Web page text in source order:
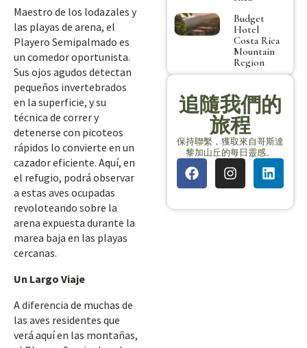
Maestro de los lodazales y
las playas de arena, el
Playero Semipalmado es
un comedor oportunista.
Sus ojos agudos detectan
pequeños invertebrados
en la superficie, y su
técnica de correr y
detenerse con picoteos
rápidos lo convierte en un
cazador eficiente. Aquí, en
el refugio, podrá observar
a estas aves ocupadas
revoloteando sobre la
arena expuesta durante la
marea baja en las playas
cercanas.
Un Largo Viaje
A diferencia de muchas de
las aves residentes que
verá aquí en las montañas,
Budget
Hotel
Costa Rica
Mountain
Region
追隨我們的
旅程
保持聯繫，獲取來自哥斯達
黎加山丘的每日靈感。